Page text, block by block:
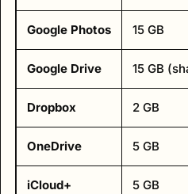
Google Photos 15 GB
Google Drive 15 GB
Dropbox 2 GB
OneDrive 5 GB
iCloud+ 5 GB